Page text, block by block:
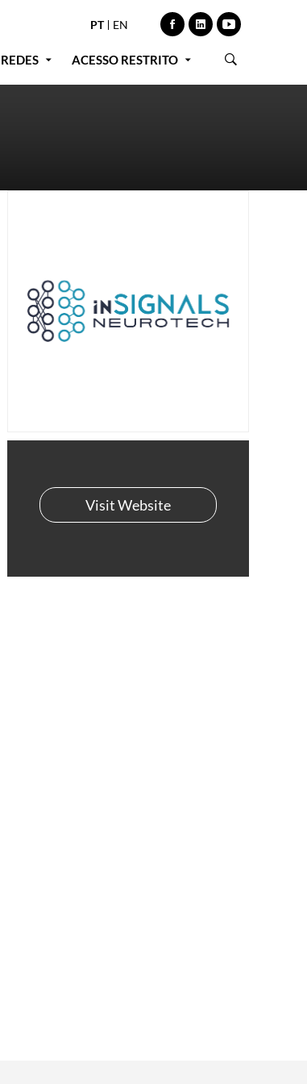
PT EN
REDES ACESSO RESTRITO
Visit Website